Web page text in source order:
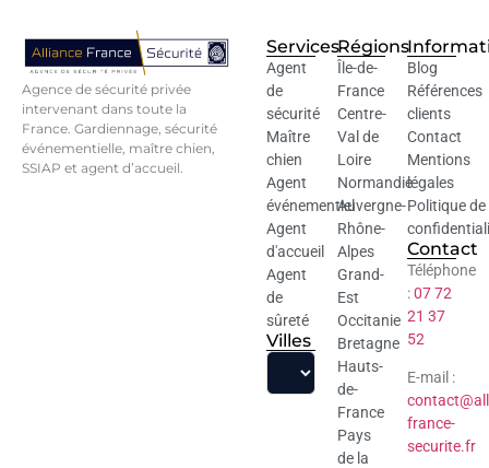
Agence de sécurité privée
intervenant dans toute la
France. Gardiennage, sécurité
événementielle, maître chien,
SSIAP et agent d’accueil.
Services
Agent
de
sécurité
Maître
chien
Agent
événementiel
Agent
d'accueil
Agent
de
sûreté
Villes
Régions
Île-de-
France
Centre-
Val de
Loire
Normandie
Auvergne-
Rhône-
Alpes
Grand-
Est
Occitanie
Bretagne
Hauts-
de-
France
Pays
de la
Blog
Références
clients
Contact
Mentions
légales
Politique de
Contact
Téléphone
:07 72
21 37
52
E-mail :
france-
securite.fr